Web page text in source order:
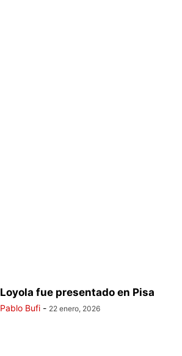
Loyola fue presentado en Pisa
Pablo Bufi - 22 enero, 2026